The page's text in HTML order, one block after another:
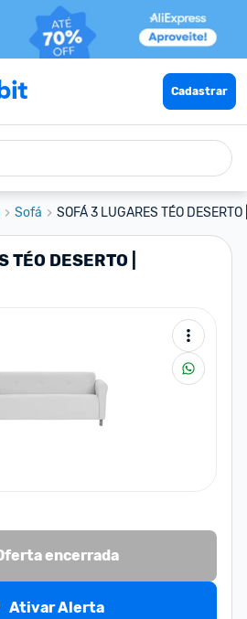
Cadastrar
Sofá SOFÁ 3 LUGARES TÉO
TÉO DESERTO |
encerrada
Ativar Alerta